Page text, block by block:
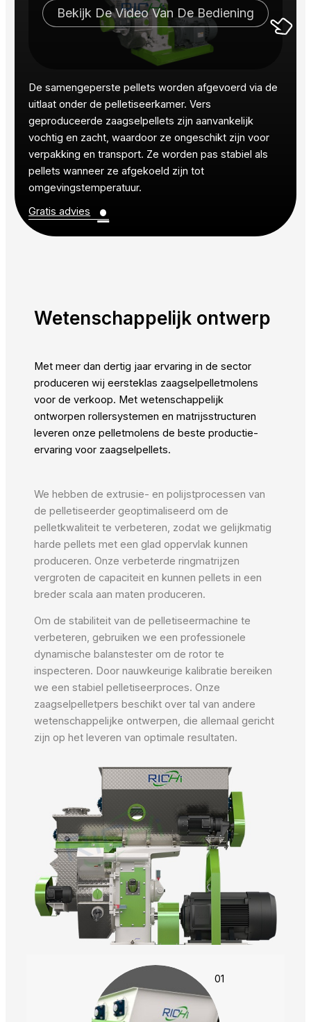
Bekijk De Video Van De Bediening
De samengeperste pellets worden afgevoerd via de
uitlaat onder de pelletiseerkamer. Vers
geproduceerde zaagselpellets zijn aanvankelijk
vochtig en zacht, waardoor ze ongeschikt zijn voor
verpakking en transport. Ze worden pas stabiel als
pellets wanneer ze afgekoeld zijn tot
omgevingstemperatuur.
Gratis advies
•
Wetenschappelijk ontwerp
Met meer dan dertig jaar ervaring in de sector
produceren wij eersteklas zaagselpelletmolens
voor de verkoop. Met wetenschappelijk
ontworpen rollersystemen en matrijsstructuren
leveren onze pelletmolens de beste productie-
ervaring voor zaagselpellets.
We hebben de extrusie- en polijstprocessen van
de pelletiseerder geoptimaliseerd om de
pelletkwaliteit te verbeteren, zodat we gelijkmatig
harde pellets met een glad oppervlak kunnen
produceren. Onze verbeterde ringmatrijzen
vergroten de capaciteit en kunnen pellets in een
breder scala aan maten produceren.
Om de stabiliteit van de pelletiseermachine te
verbeteren, gebruiken we een professionele
dynamische balanstester om de rotor te
inspecteren. Door nauwkeurige kalibratie bereiken
we een stabiel pelletiseerproces. Onze
zaagselpelletpers beschikt over tal van andere
wetenschappelijke ontwerpen, die allemaal gericht
zijn op het leveren van optimale resultaten.
01